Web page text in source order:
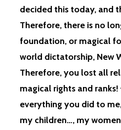
decided this today, and
Therefore, there is no
foundation, or magical
world dictatorship, New
Therefore, you lost all
magical rights and
everything you did to
my children…, my